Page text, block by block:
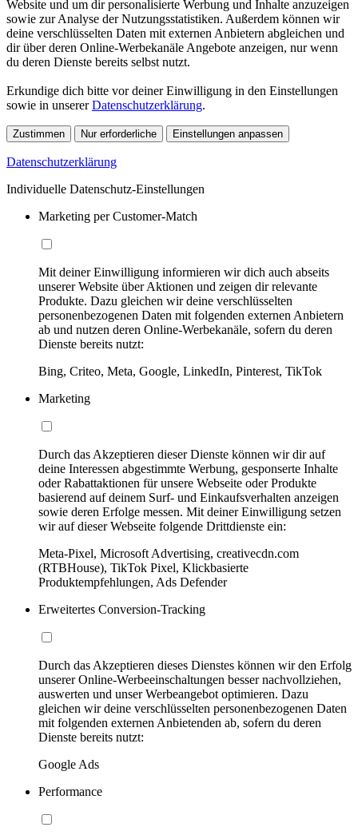
Website und um dir personalisierte Werbung und Inhalte anzuzeigen
sowie zur Analyse der Nutzungsstatistiken. Außerdem können wir
deine verschlüsselten Daten mit externen Anbietern abgleichen und
dir über deren Online-Werbekanäle Angebote anzeigen, nur wenn
du deren Dienste bereits selbst nutzt.
Erkundige dich bitte vor deiner Einwilligung in den Einstellungen
sowie in unsererDatenschutzerklärung.
Zustimmen Nur erforderliche Einstellungen anpassen
Datenschutzerklärung
Individuelle Datenschutz-Einstellungen
Marketing per Customer-Match
Mit deiner Einwilligung informieren wir dich auch abseits
unserer Website über Aktionen und zeigen dir relevante
Produkte. Dazu gleichen wir deine verschlüsselten
personenbezogenen Daten mit folgenden externen Anbietern
ab und nutzen deren Online-Werbekanäle, sofern du deren
Dienste bereits nutzt:
Bing, Criteo, Meta, Google, LinkedIn, Pinterest, TikTok
Marketing
Durch das Akzeptieren dieser Dienste können wir dir auf
deine Interessen abgestimmte Werbung, gesponserte Inhalte
oder Rabattaktionen für unsere Webseite oder Produkte
basierend auf deinem Surf- und Einkaufsverhalten anzeigen
sowie deren Erfolge messen. Mit deiner Einwilligung setzen
wir auf dieser Webseite folgende Drittdienste ein:
Meta-Pixel, Microsoft Advertising, creativecdn.com
(RTBHouse), TikTok Pixel, Klickbasierte
Produktempfehlungen, Ads Defender
Erweitertes Conversion-Tracking
Durch das Akzeptieren dieses Dienstes können wir den Erfolg
unserer Online-Werbeeinschaltungen besser nachvollziehen,
auswerten und unser Werbeangebot optimieren. Dazu
gleichen wir deine verschlüsselten personenbezogenen Daten
mit folgenden externen Anbietenden ab, sofern du deren
Dienste bereits nutzt:
Google Ads
Performance